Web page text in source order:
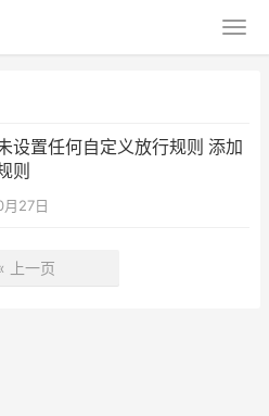
设置任何自定义放行规则 添加
则
月27日
上一页